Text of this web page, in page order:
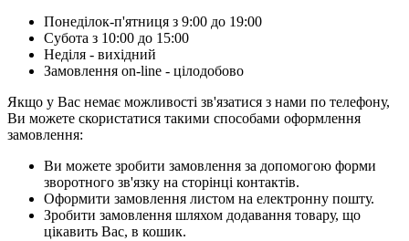
Понеділок-п'ятниця з 9:00 до 19:00
Субота з 10:00 до 15:00
Неділя - вихідний
Замовлення on-line - цілодобово
Якщо у Вас немає можливості зв'язатися з нами по телефону,
Ви можете скористатися такими способами оформлення
замовлення:
Ви можете зробити замовлення за допомогою форми
зворотного зв'язку на сторінці контактів.
Оформити замовлення листом на електронну пошту.
Зробити замовлення шляхом додавання товару, що
цікавить Вас, в кошик.